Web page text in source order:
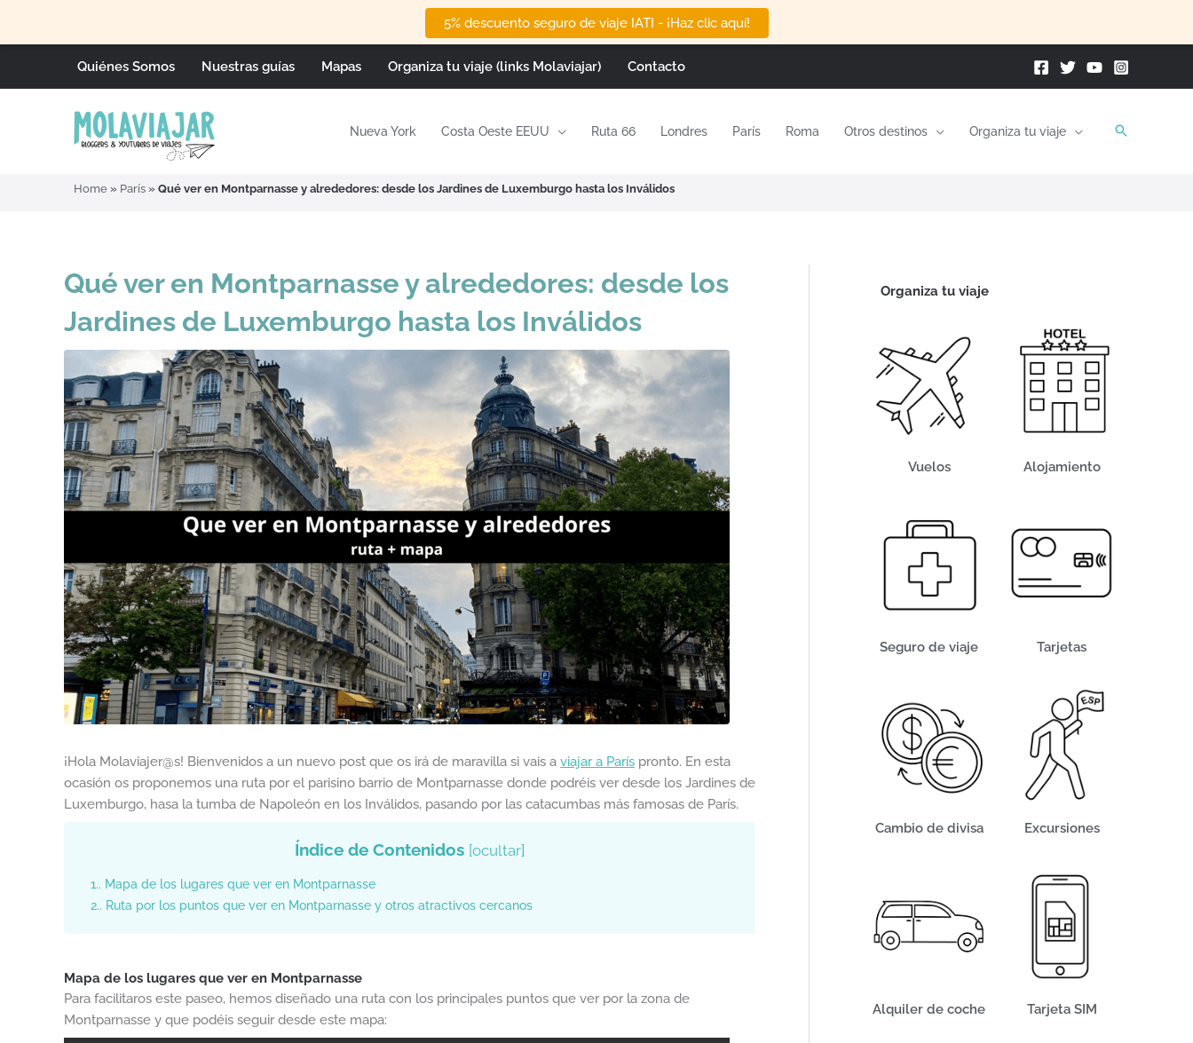
5% descuento seguro de viaje IATI - ¡Haz clic aquí!
Quiénes Somos Nuestras guías Mapas Organiza tu viaje (links Molaviajar) Contacto
Nueva York Costa Oeste EEUU Ruta 66 Londres París Roma Otros destinos Organiza tu viaje
Home » París » Qué ver en Montparnasse y alrededores: desde los Jardines de Luxemburgo hasta los Inválidos
Qué ver en Montparnasse y alrededores: desde los
Jardines de Luxemburgo hasta los Inválidos
¡Hola Molaviajer@s! Bienvenidos a un nuevo post que os irá de maravilla si vais a viajar a París pronto. En esta
ocasión os proponemos una ruta por el parisino barrio de Montparnasse donde podréis ver desde los Jardines de
Luxemburgo, hasa la tumba de Napoleón en los Inválidos, pasando por las catacumbas más famosas de París.
Índice de Contenidos [ocultar]
1.
Mapa de los lugares que ver en Montparnasse
2.
Ruta por los puntos que ver en Montparnasse y otros atractivos cercanos
Mapa de los lugares que ver en Montparnasse
Para facilitaros este paseo, hemos diseñado una ruta con los principales puntos que ver por la zona de
Montparnasse y que podéis seguir desde este mapa:
Organiza tu viaje
Vuelos
Seguro de viaje
Cambio de divisa
Alquiler de coche
Alojamiento
Tarjetas
Excursiones
Tarjeta SIM